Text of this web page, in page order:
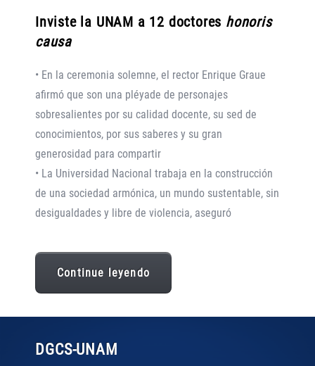
Inviste la UNAM a 12 doctores honoris
causa
• En la ceremonia solemne, el rector Enrique Graue
afirmó que son una pléyade de personajes
sobresalientes por su calidad docente, su sed de
conocimientos, por sus saberes y su gran
generosidad para compartir
• La Universidad Nacional trabaja en la construcción
de una sociedad armónica, un mundo sustentable, sin
desigualdades y libre de violencia, aseguró
Continue leyendo
DGCS-UNAM